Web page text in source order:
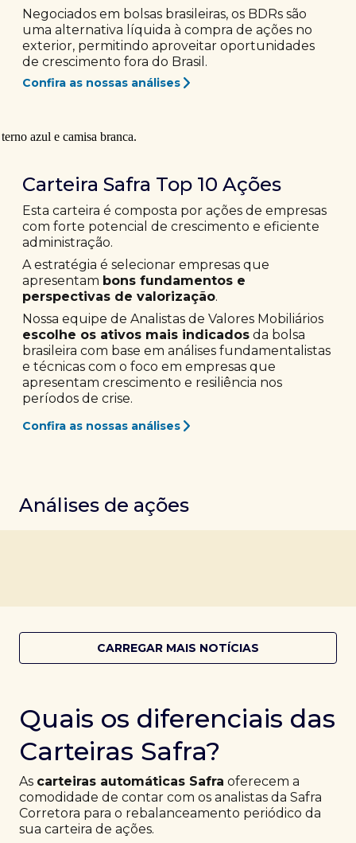
Negociados em bolsas brasileiras, os BDRs são
uma alternativa líquida à compra de ações no
exterior, permitindo aproveitar oportunidades
de crescimento fora do Brasil.
Confira as nossas análises
Carteira Safra Top 10 Ações
Esta carteira é composta por ações de empresas
com forte potencial de crescimento e eficiente
administração.
A estratégia é selecionar empresas que
apresentam bons fundamentos e
perspectivas de valorização.
Nossa equipe de Analistas de Valores Mobiliários
escolhe os ativos mais indicados da bolsa
brasileira com base em análises fundamentalistas
e técnicas com o foco em empresas que
apresentam crescimento e resiliência nos
períodos de crise.
Confira as nossas análises
Análises de ações
CARREGAR MAIS NOTÍCIAS
Quais os diferenciais das
Carteiras Safra?
As carteiras automáticas Safra oferecem a
comodidade de contar com os analistas da Safra
Corretora para o rebalanceamento periódico da
sua carteira de ações.